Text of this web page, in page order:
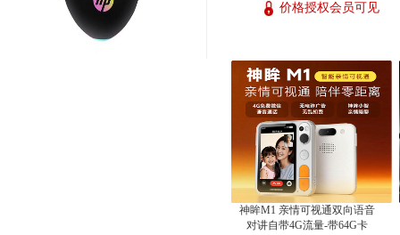
价格授权会员可见
神眸M1 亲情可视通双向语音
对讲自带4G流量-带64G卡